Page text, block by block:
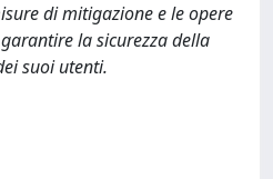
di mitigazione e le opere
la sicurezza della
suoi utenti.